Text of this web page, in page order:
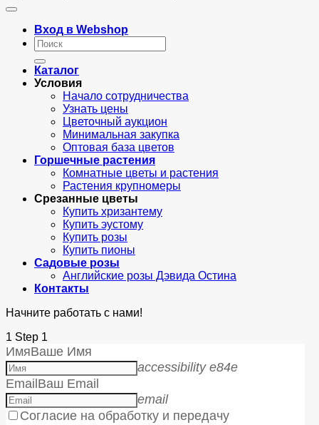
Вход в Webshop
Искать:
Каталог
Условия
Начало сотрудничества
Узнать цены
Цветочный аукцион
Минимальная закупка
Оптовая база цветов
Горшечные растения
Комнатные цветы и растения
Растения крупномеры
Срезанные цветы
Купить хризантему
Купить эустому
Купить розы
Купить пионы
Садовые розы
Английские розы Дэвида Остина
Контакты
Начните работать с нами!
1 Step 1
ИмяВаше Имя
accessibility e84e
EmailВаш Email
email
Согласие на обработку и передачу